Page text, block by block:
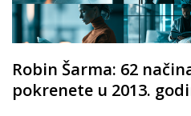
Robin Šarma: 62
pokrenete u 2013.